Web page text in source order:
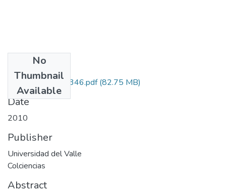
No
Thumbnail
Available
1106-340-19346.pdf(82.75 MB)
Date
2010
Publisher
Universidad del Valle
Colciencias
Abstract